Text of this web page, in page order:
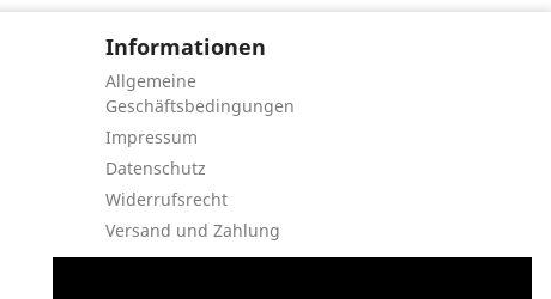
Informationen
Allgemeine
Geschäftsbedingungen
Impressum
Datenschutz
Widerrufsrecht
Versand und Zahlung